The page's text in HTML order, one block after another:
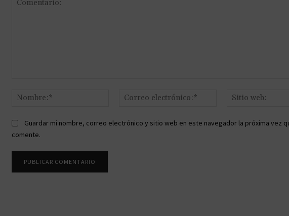
Nombre:*
Correo
Guardar mi nombre, correo electrónico y sitio web en este navegador la próxima vez
comente.